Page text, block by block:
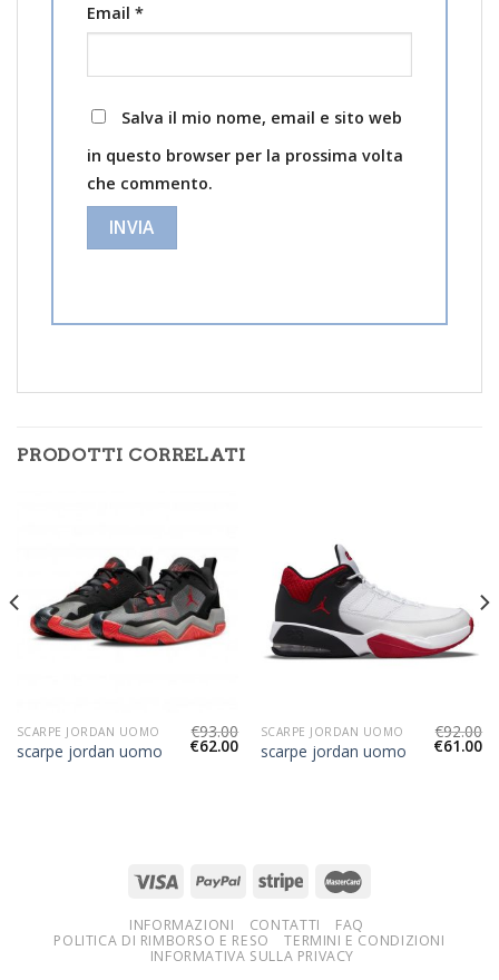
Email *
Salva il mio nome, email e sito web
in questo browser per la prossima volta
che commento.
PRODOTTI CORRELATI
SCARPE JORDAN UOMO
scarpe jordan uomo
€93.00
€62.00
SCARPE JORDAN UOMO
scarpe jordan uomo
€92.00
€61.00
INFORMAZIONI CONTATTI
FAQ
POLITICA DI RIMBORSO E RESO
TERMINI E CONDIZIONI
INFORMATIVA SULLA PRIVACY